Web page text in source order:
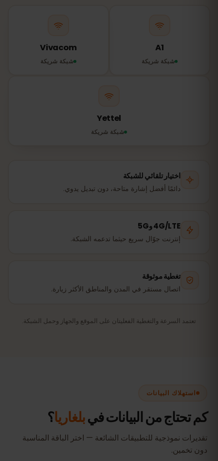
A1
شبكة شريكة
Vivacom
شبكة شريكة
Yettel
شبكة شريكة
اختيار تلقائي للشبكة
دائمًا أفضل إشارة متاحة، دون تبديل يدوي.
4G/LTE و5G
إنترنت جوّال سريع حيثما تدعمه الشبكة.
تغطية موثوقة
اتصال مستقر في المدن والمناطق الأكثر زيارة.
تعتمد السرعة والتغطية الفعليتان على الموقع والجهاز وحمل الشبكة.
استهلاك البيانات
كم تحتاج من البيانات فيبلغاريا؟
تقديرات نموذجية للتطبيقات الشائعة — اختر الباقة المناسبة
دون تخمين.